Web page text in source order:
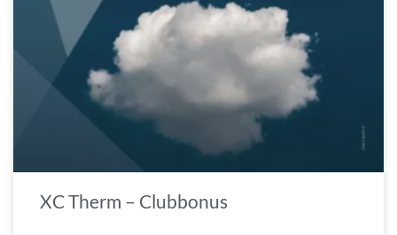
XC Therm – Clubbonus